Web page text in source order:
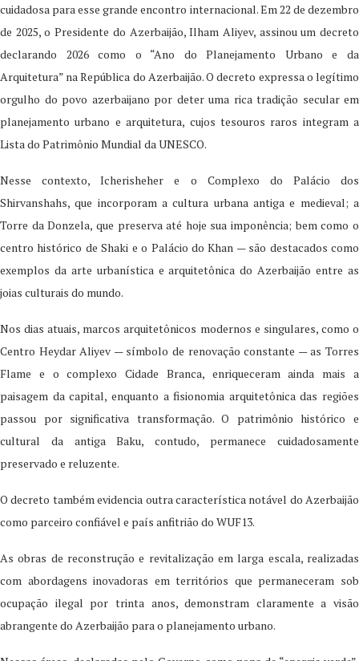
cuidadosa para esse grande encontro internacional. Em 22 de dezembro
de 2025, o Presidente do Azerbaijão, Ilham Aliyev, assinou um decreto
declarando 2026 como o “Ano do Planejamento Urbano e da
Arquitetura” na República do Azerbaijão. O decreto expressa o legítimo
orgulho do povo azerbaijano por deter uma rica tradição secular em
planejamento urbano e arquitetura, cujos tesouros raros integram a
Lista do Patrimônio Mundial da UNESCO.
Nesse contexto, Icherisheher e o Complexo do Palácio dos
Shirvanshahs, que incorporam a cultura urbana antiga e medieval; a
Torre da Donzela, que preserva até hoje sua imponência; bem como o
centro histórico de Shaki e o Palácio do Khan — são destacados como
exemplos da arte urbanística e arquitetônica do Azerbaijão entre as
joias culturais do mundo.
Nos dias atuais, marcos arquitetônicos modernos e singulares, como o
Centro Heydar Aliyev — símbolo de renovação constante — as Torres
Flame e o complexo Cidade Branca, enriqueceram ainda mais a
paisagem da capital, enquanto a fisionomia arquitetônica das regiões
passou por significativa transformação. O patrimônio histórico e
cultural da antiga Baku, contudo, permanece cuidadosamente
preservado e reluzente.
O decreto também evidencia outra característica notável do Azerbaijão
como parceiro confiável e país anfitrião do WUF13.
As obras de reconstrução e revitalização em larga escala, realizadas
com abordagens inovadoras em territórios que permaneceram sob
ocupação ilegal por trinta anos, demonstram claramente a visão
abrangente do Azerbaijão para o planejamento urbano.